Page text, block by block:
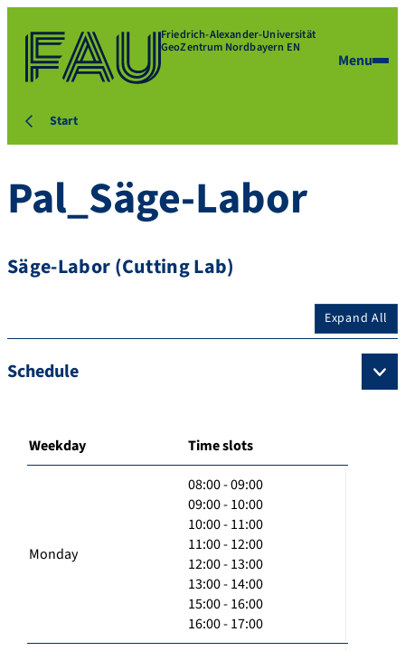
Friedrich-Alexander-Universität
GeoZentrum Nordbayern EN
Menu
Start
Pal_Säge-Labor
Säge-Labor (Cutting Lab)
Expand All
Schedule
Weekday Time slots
Monday
08:00 - 09:00
09:00 - 10:00
10:00 - 11:00
11:00 - 12:00
12:00 - 13:00
13:00 - 14:00
15:00 - 16:00
16:00 - 17:00